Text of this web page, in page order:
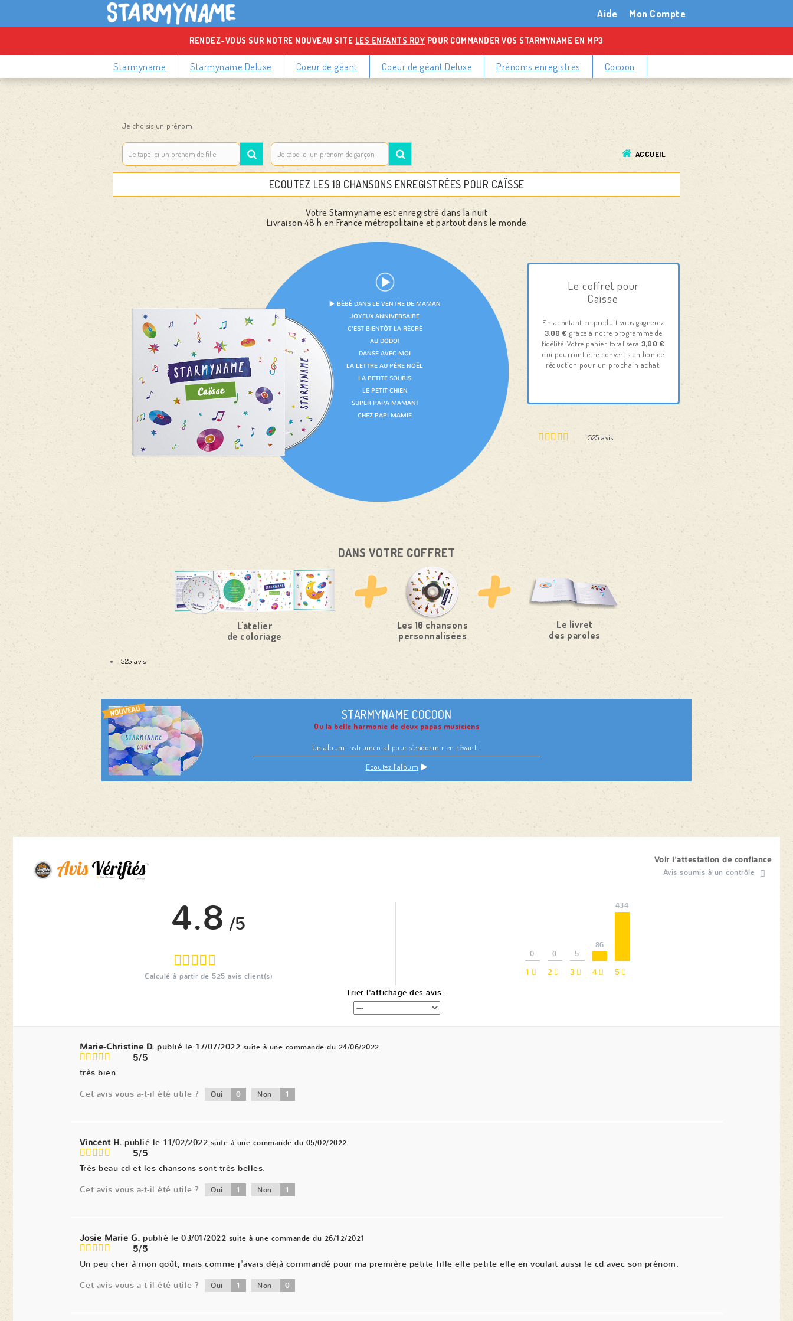
Mon Compte
Aide
RENDEZ-VOUS SUR NOTRE NOUVEAU SITE LES ENFANTS ROY POUR COMMANDER VOS STARMYNAME EN MP3
Starmyname Starmyname Deluxe Coeur de géant Coeur de géant Deluxe Prénoms enregistrés Cocoon
Je choisis un prénom
ACCUEIL
ECOUTEZ LES 10 CHANSONS ENREGISTRÉES POUR CAÏSSE
Votre Starmyname est enregistré dans la nuit
Livraison 48 h en France métropolitaine et partout dans le monde
Caïsse
Le coffret pour
Caïsse
En achetant ce produit vous gagnerez
3,00 € grâce à notre programme de
fidélité. Votre panier totalisera3,00 €
qui pourront être convertis en bon de
réduction pour un prochain achat.
525avis
DANS VOTRE COFFRET
L'atelier
de coloriage
Les 10 chansons
personnalisées
Le livret
des paroles
525 avis
STARMYNAME COCOON
Ou la belle harmonie de deux papas musiciens
Un album instrumental pour s’endormir en rêvant !
Ecoutez l’album
Voir l'attestation de confiance
Avis soumis à un contrôle
4.8 /5
Calculé à partir de 525 avis client(s) 1
0
2
0
3
5
4
86
5
434
Trier l'affichage des avis :
Marie-Christine D. publié le 17/07/2022 suite à une commande du 24/06/2022
5/5
très bien
Cet avis vous a-t-il été utile ?
Oui 0 Non 1
Vincent H. publié le 11/02/2022 suite à une commande du 05/02/2022
5/5
Très beau cd et les chansons sont très belles.
Cet avis vous a-t-il été utile ?
Oui 1 Non 1
Josie Marie G. publié le 03/01/2022 suite à une commande du 26/12/2021
5/5
Un peu cher à mon goût, mais comme j'avais déjà commandé pour ma première petite fille elle petite elle en voulait aussi le cd avec son prénom.
Cet avis vous a-t-il été utile ?
Oui 1 Non 0